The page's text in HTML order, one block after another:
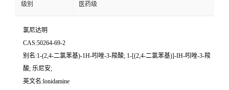
级别 医药级
氯尼达明
CAS:50264-69-2
别名:1-(2,4-二氯苯基)-1H-吲唑-3-羧酸; 1-[(2,4-二氯苯基)]-IH-吲唑-3-羧
酸; 乐尼安;
英文名:lonidamine